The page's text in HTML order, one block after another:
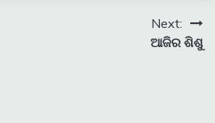
Next:
ଆଜିର ଶିଶୁ